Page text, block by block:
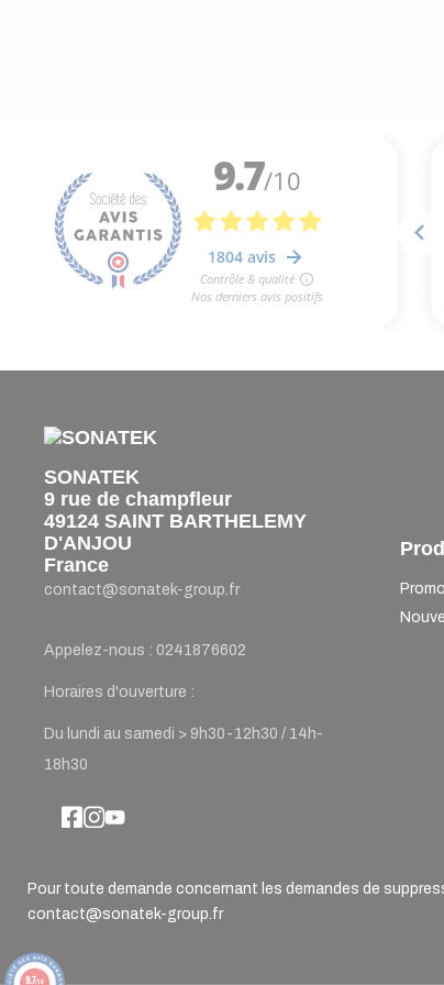
SONATEK
9 rue de champfleur
49124 SAINT BARTHELEMY
D'ANJOU
France
contact@sonatek-group.fr
Appelez-nous : 0241876602
Horaires d'ouverture :
Du lundi au samedi > 9h30-12h30 / 14h-
18h30
Pour toute demande concernant les demandes de
contact@sonatek-group.fr
9.7/10